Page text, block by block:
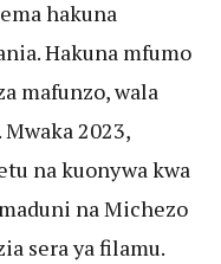
hakuna
Hakuna mfumo
mafunzo, wala
2023,
na kuonywa kwa
na Michezo
sera ya filamu.